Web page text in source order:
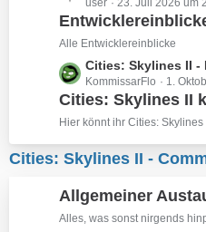
ä
g
e
B
t
ä
g
e
t
z
e
B
g
e
user 23. Juli 2026 um
Alle Entwicklereinblicke
L
e
t
z
e
e
Cities: Skylines II -
KommissarFlo 1.
Cities: Skylines II
Hier könnt ihr Cities:
Cities: Skylines II -
Allgemeiner
Alles, was sonst nirgends